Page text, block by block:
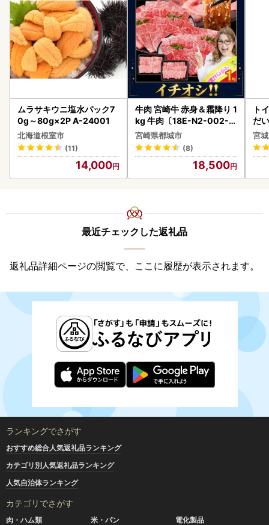
ムラサキウニ塩水パック7
0g～80g×2P A-24001
北海道根室市
(11)
14,000
牛肉 宮崎牛 赤身＆霜降り 1
kg 牛肉〔18E-N2-002-1
kg-S4A6-CF〕
宮崎県都城市
(8)
18,500
ト
だ
6ロ
宮
最近チェックした返礼品
返礼品詳細ページの閲覧で、ここに履歴が表示されます。
ランキングでさがす
おすすめ総合人気返礼品ランキング
カテゴリ別人気返礼品ランキング
人気自治体ランキング
カテゴリでさがす
肉・ハム類 米・パン
電化製品